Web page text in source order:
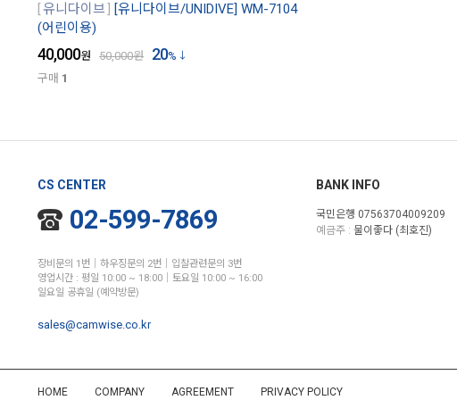
유니다이브
[유니다이브/UNIDIVE] WM-7104
(어린이용)
40,000원 50,000원 20%
구매 1
CS CENTER
02-599-7869
장비문의 1번│하우징문의 2번│입찰관련문의 3번
영업시간 : 평일 10:00 ~ 18:00│토요일 10:00 ~ 16:00
일요일 공휴일 (예약방문)
sales@camwise.co.kr
BANK INFO
국민은행 07563704009209
예금주 : 물이좋다 (최호진)
HOME COMPANY AGREEMENT PRIVACY POLICY